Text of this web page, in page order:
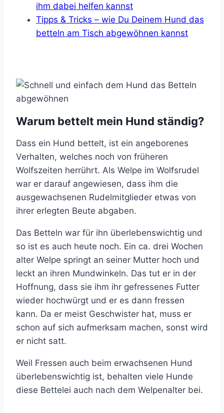
ihm dabei helfen kannst
Tipps & Tricks – wie Du Deinem Hund das
betteln am Tisch abgewöhnen kannst
Warum bettelt mein Hund ständig?
Dass ein Hund bettelt, ist ein angeborenes
Verhalten, welches noch von früheren
Wolfszeiten herrührt. Als Welpe im Wolfsrudel
war er darauf angewiesen, dass ihm die
ausgewachsenen Rudelmitglieder etwas von
ihrer erlegten Beute abgaben.
Das Betteln war für ihn überlebenswichtig und
so ist es auch heute noch. Ein ca. drei Wochen
alter Welpe springt an seiner Mutter hoch und
leckt an ihren Mundwinkeln. Das tut er in der
Hoffnung, dass sie ihm ihr gefressenes Futter
wieder hochwürgt und er es dann fressen
kann. Da er meist Geschwister hat, muss er
schon auf sich aufmerksam machen, sonst wird
er nicht satt.
Weil Fressen auch beim erwachsenen Hund
überlebenswichtig ist, behalten viele Hunde
diese Bettelei auch nach dem Welpenalter bei.